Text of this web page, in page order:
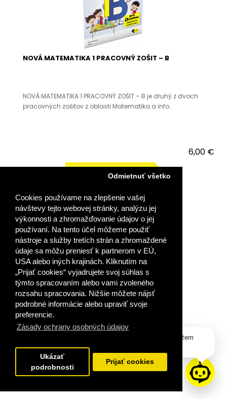
Cookies používame na zlepšenie vašej
návštevy tejto webovej stránky, analýzu jej
výkonnosti a zhromažďovanie údajov o jej
používaní. Na tento účel môžeme použiť
nástroje a služby tretích strán a zhromaždené
údaje sa môžu preniesť k partnerom v EÚ,
USA alebo iných krajinách. Kliknutím na
„Prijať cookies“ vyjadrujete svoj súhlas s
týmto spracovaním alebo vami zvoleného
rozsahu spracovania. Nižšie môžete nájsť
podrobné informácie alebo upraviť svoje
preferencie.
Zásady ochrany osobných údajov
Odmietnuť všetko
Ukázať
podrobnosti
Prijať cookies
NOVÁ MATEMATIKA 1 PRACOVNÝ ZOŠIT – B
NOVÁ MATEMATIKA 1 PRACOVNÝ ZOŠIT – B je druhý z dvoch
pracovných zošitov z oblasti Matematika a info..
6,00 €
VLOŽIŤ DO KOŠÍKA
PRIDAŤ DO OBĽÚBENÝCH
NOVÁ MATEMATIKA 1 UČEBNICA – B
Dobrý deň, ako vám môžem